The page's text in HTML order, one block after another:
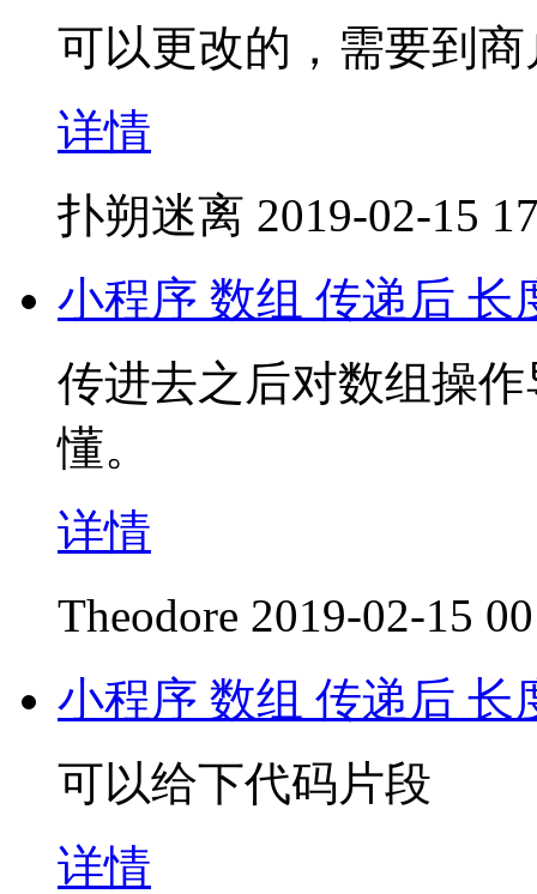
可以更改的，需要到
详情
扑朔迷离 2019-02-15
小程序 数组 传递后 长
传进去之后对数组操
懂。
详情
Theodore 2019-02-15
小程序 数组 传递后 长
可以给下代码片段
详情